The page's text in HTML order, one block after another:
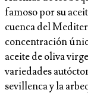
famoso por su
cuenca del
concentración
aceite de oliva
variedades
sevillenca y la